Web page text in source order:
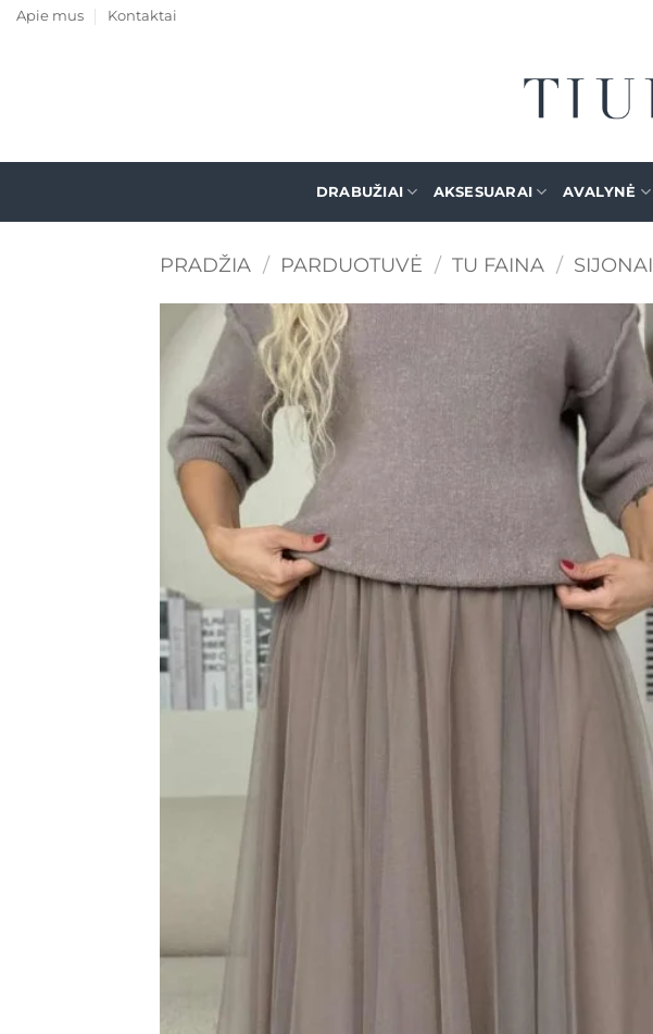
SkipApie mus Kontaktai
DRABUŽIAI AKSESUARAI AVALYNĖ
PRADŽIA / PARDUOTUVĖ / TU FAINA / SIJONAI